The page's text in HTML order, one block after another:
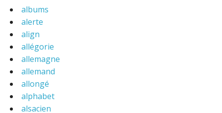
albums
alerte
align
allégorie
allemagne
allemand
allongé
alphabet
alsacien